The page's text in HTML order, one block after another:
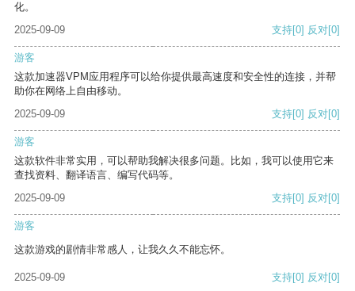
化。
2025-09-09
支持[0] 反对[0]
游客
这款加速器VPM应用程序可以给你提供最高速度和安全性的连接，并帮
助你在网络上自由移动。
2025-09-09
支持[0] 反对[0]
游客
这款软件非常实用，可以帮助我解决很多问题。比如，我可以使用它来
查找资料、翻译语言、编写代码等。
2025-09-09
支持[0] 反对[0]
游客
这款游戏的剧情非常感人，让我久久不能忘怀。
2025-09-09 支持[0] 反对[0]